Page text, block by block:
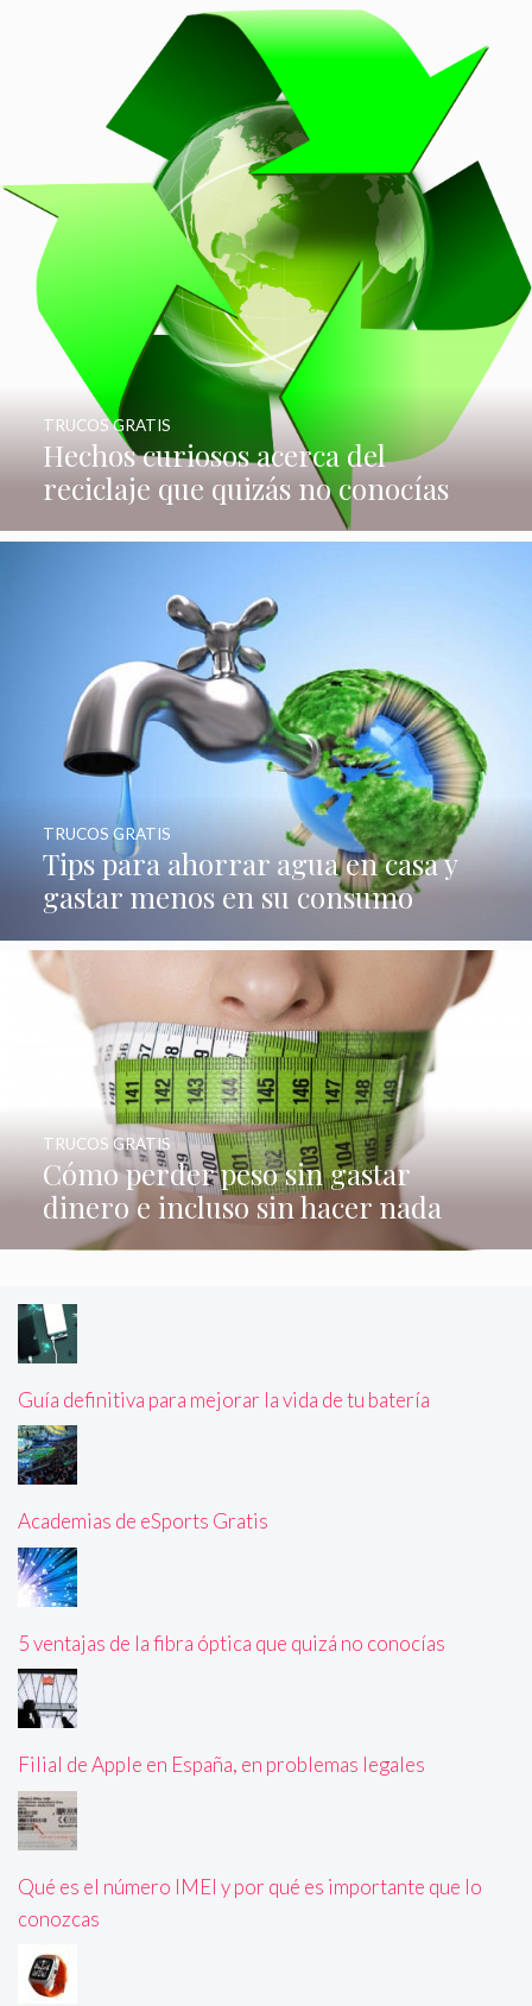
Hechos curiosos acerca del
reciclaje que quizás no conocías
TRUCOS GRATIS
Tips para ahorrar agua en casa y
gastar menos en su consumo
TRUCOS GRATIS
Cómo perder peso sin gastar
dinero e incluso sin hacer nada
TRUCOS GRATIS
Guía definitiva para mejorar la vida de tu batería
Academias de eSports Gratis
5 ventajas de la fibra óptica que quizá no conocías
Filial de Apple en España, en problemas legales
Qué es el número IMEI y por qué es importante que lo
conozcas